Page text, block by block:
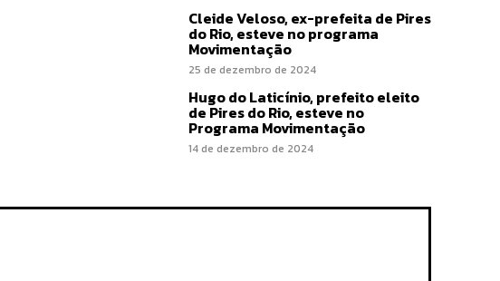
Cleide Veloso, ex-prefeita de Pires
do Rio, esteve no programa
Movimentação
25 de dezembro de 2024
Hugo do Laticínio, prefeito eleito
de Pires do Rio, esteve no
Programa Movimentação
14 de dezembro de 2024